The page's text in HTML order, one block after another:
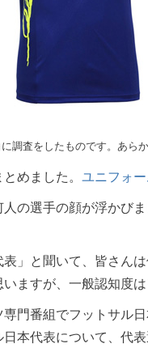
調査をしたものです。あら
めました。 ユニフォ
人の選手の顔が浮か
」と聞いて、皆さん
ますが、一般認知度
門番組でフットサル
本代表について、代